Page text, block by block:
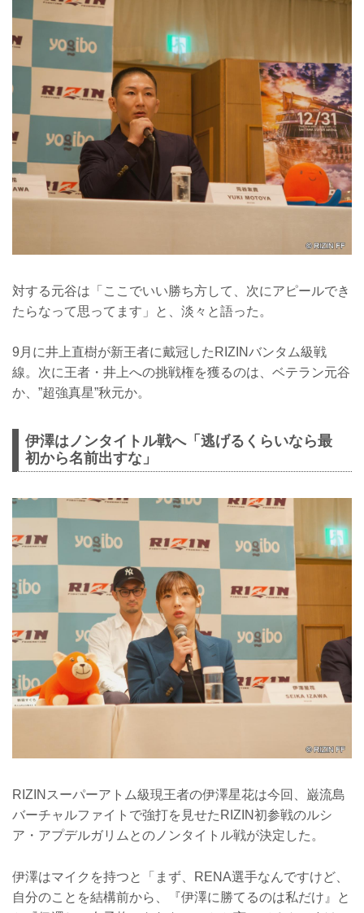
対する元谷は「ここでいい勝ち方して、次にアピールでき
たらなって思ってます」と、淡々と語った。
9月に井上直樹が新王者に戴冠したRIZINバンタム級戦
線。次に王者・井上への挑戦権を獲るのは、ベテラン元谷
か、”超強真星”秋元か。
伊澤はノンタイトル戦へ「逃げるくらいなら最
初から名前出すな」
RIZINスーパーアトム級現王者の伊澤星花は今回、巌流島
バーチャルファイトで強打を見せたRIZIN初参戦のルシ
ア・アプデルガリムとのノンタイトル戦が決定した。
伊澤はマイクを持つと「まず、RENA選手なんですけど、
自分のことを結構前から、『伊澤に勝てるのは私だけ』と